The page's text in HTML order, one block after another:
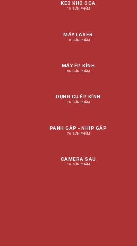
KEO KHÔ OCA
18 SẢN PHẨM
MÁY LASER
10 SẢN PHẨM
MÁY ÉP KÍNH
58 SẢN PHẨM
DỤNG CỤ ÉP KÍNH
88 SẢN PHẨM
PANH GẮP - NHÍP GẮP
76 SẢN PHẨM
CAMERA SAU
18 SẢN PHẨM